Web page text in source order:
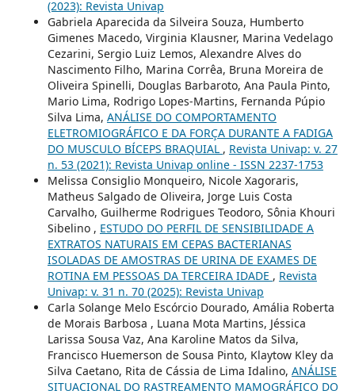
(2023): Revista Univap
Gabriela Aparecida da Silveira Souza, Humberto
Gimenes Macedo, Virginia Klausner, Marina Vedelago
Cezarini, Sergio Luiz Lemos, Alexandre Alves do
Nascimento Filho, Marina Corrêa, Bruna Moreira de
Oliveira Spinelli, Douglas Barbaroto, Ana Paula Pinto,
Mario Lima, Rodrigo Lopes-Martins, Fernanda Púpio
Silva Lima, ANÁLISE DO COMPORTAMENTO
ELETROMIOGRÁFICO E DA FORÇA DURANTE A FADIGA
DO MUSCULO BÍCEPS BRAQUIAL , Revista Univap: v. 27
n. 53 (2021): Revista Univap online - ISSN 2237-1753
Melissa Consiglio Monqueiro, Nicole Xagoraris,
Matheus Salgado de Oliveira, Jorge Luis Costa
Carvalho, Guilherme Rodrigues Teodoro, Sônia Khouri
Sibelino , ESTUDO DO PERFIL DE SENSIBILIDADE A
EXTRATOS NATURAIS EM CEPAS BACTERIANAS
ISOLADAS DE AMOSTRAS DE URINA DE EXAMES DE
ROTINA EM PESSOAS DA TERCEIRA IDADE , Revista
Univap: v. 31 n. 70 (2025): Revista Univap
Carla Solange Melo Escórcio Dourado, Amália Roberta
de Morais Barbosa , Luana Mota Martins, Jéssica
Larissa Sousa Vaz, Ana Karoline Matos da Silva,
Francisco Huemerson de Sousa Pinto, Klaytow Kley da
Silva Caetano, Rita de Cássia de Lima Idalino, ANÁLISE
SITUACIONAL DO RASTREAMENTO MAMOGRÁFICO DO